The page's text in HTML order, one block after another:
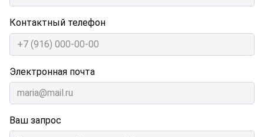
Контактный телефон
Электронная почта
Ваш запрос